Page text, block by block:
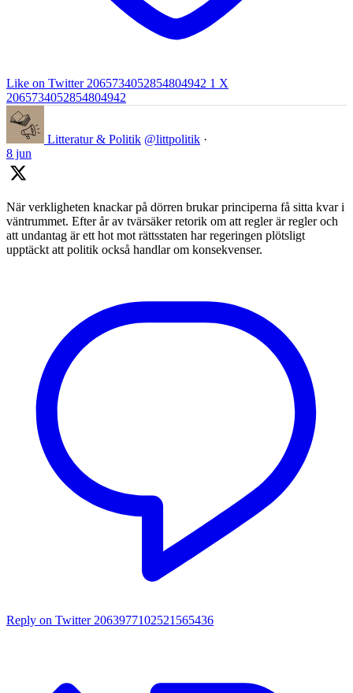
Like on Twitter 2065734052854804942 1 X
2065734052854804942
Litteratur & Politik @littpolitik ·
8 jun
När verkligheten knackar på dörren brukar principerna få sitta kvar i
väntrummet. Efter år av tvärsäker retorik om att regler är regler och
att undantag är ett hot mot rättsstaten har regeringen plötsligt
upptäckt att politik också handlar om konsekvenser.
Reply on Twitter 2063977102521565436